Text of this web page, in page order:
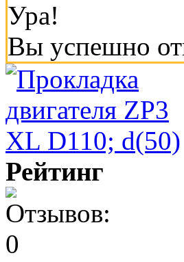
Ура!
Вы успешно
Рейтинг